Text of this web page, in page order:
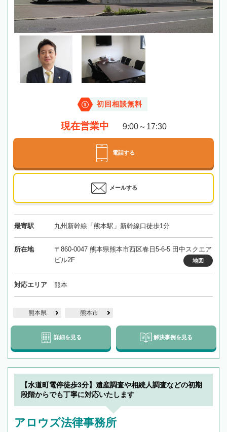
初回相談無料
現在営業中 9:00～17:30
電話する
メールする
最寄駅 九州新幹線「熊本駅」新幹線口徒歩1分
所在地
〒860-0047 熊本県熊本市西区春日5-6-5 田中スクエア
ビル2F
地図
対応エリア 熊本
熊本県 熊本市
詳細を見る 解決事例を見る
【水道町電停徒歩3分】遺産調査や相続人調査などの初期
段階からでも丁寧に対応いたします
アロウズ法律事務所